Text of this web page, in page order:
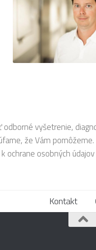
vyšetrenie,
že Vám
osobných údajov
Kontakt